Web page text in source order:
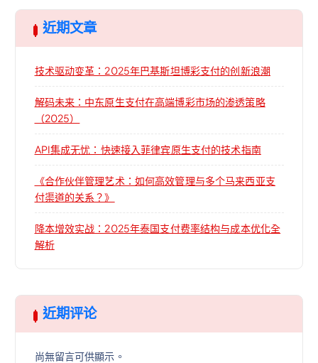
近期文章
技术驱动变革：2025年巴基斯坦博彩支付的创新浪潮
解码未来：中东原生支付在高端博彩市场的渗透策略
（2025）
API集成无忧：快速接入菲律宾原生支付的技术指南
《合作伙伴管理艺术：如何高效管理与多个马来西亚支
付渠道的关系？》
降本增效实战：2025年泰国支付费率结构与成本优化全
解析
近期评论
尚無留言可供顯示。